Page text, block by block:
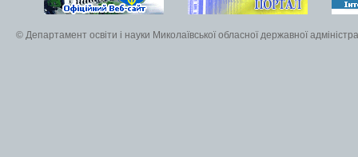
© Департамент освіти і науки Миколаївської обласної державної